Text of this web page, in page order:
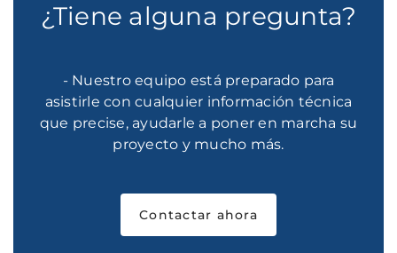
¿Tiene alguna pregunta?
- Nuestro equipo está preparado para
asistirle con cualquier información técnica
que precise, ayudarle a poner en marcha su
proyecto y mucho más.
Contactar ahora